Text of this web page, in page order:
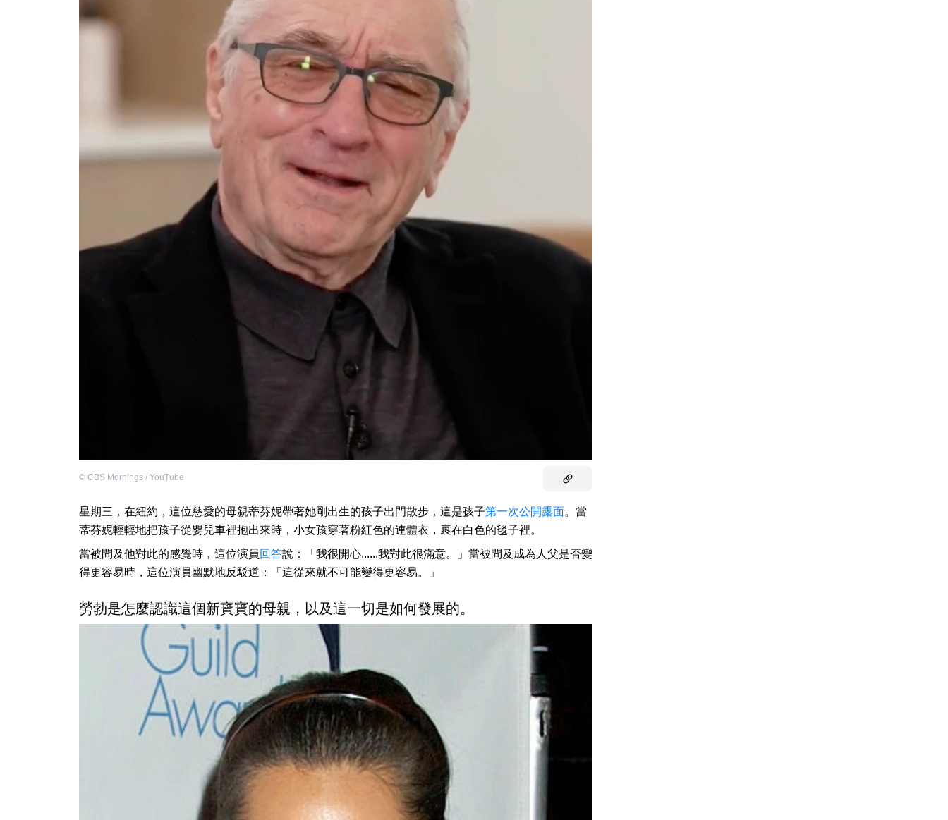
© CBS Mornings / YouTube
星期三，在紐約，這位慈愛的母親蒂芬妮帶著她剛出生的孩子出門散步，這是孩子第一次公開露面。當
蒂芬妮輕輕地把孩子從嬰兒車裡抱出來時，小女孩穿著粉紅色的連體衣，裹在白色的毯子裡。
當被問及他對此的感覺時，這位演員 回答說：「我很開心......我對此很滿意。」當被問及成為人父是否變
得更容易時，這位演員幽默地反駁道：「這從來就不可能變得更容易。」
勞勃是怎麼認識這個新寶寶的母親，以及這一切是如何發展的。